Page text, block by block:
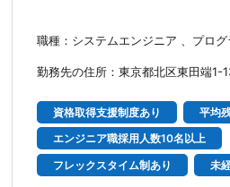
職種：システムエンジニア 、プログ
勤務先の住所：東京都北区東田端1-
資格取得支援制度あり
平均
エンジニア職採用人数10名以上
フレックスタイム制あり
未